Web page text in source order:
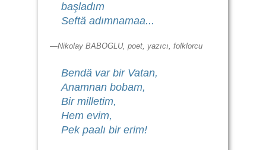
başladım
Seftä adımnamaa...
—Nikolay BABOGLU, poet, yazıcı, folklorcu
Bendä var bir Vatan,
Anamnan bobam,
Bir milletim,
Hem evim,
Pek paalı bir erim!